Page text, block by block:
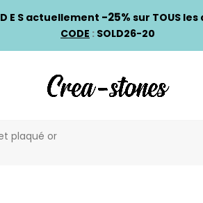
D E S actuellement -25% sur TOUS
CODE : SOLD26-20
plaqué or